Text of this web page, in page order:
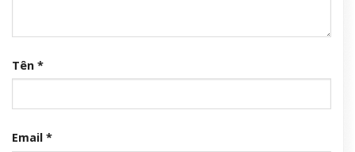
Tên *
Email *